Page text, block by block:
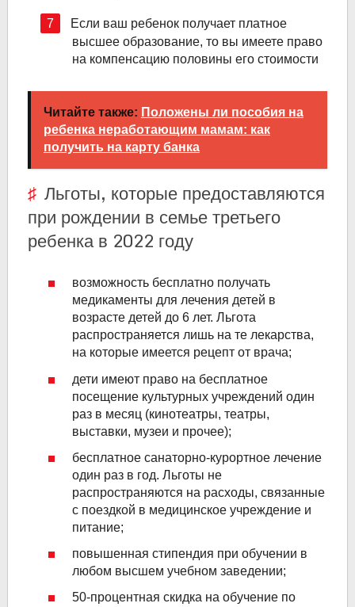
Если ваш ребенок получает платное
высшее образование, то вы имеете право
на компенсацию половины его стоимости
Читайте также: Положены ли пособия на
ребенка неработающим мамам: как
получить на карту банка
Льготы, которые предоставляются
при рождении в семье третьего
ребенка в 2022 году
возможность бесплатно получать
медикаменты для лечения детей в
возрасте детей до 6 лет. Льгота
распространяется лишь на те лекарства,
на которые имеется рецепт от врача;
дети имеют право на бесплатное
посещение культурных учреждений один
раз в месяц (кинотеатры, театры,
выставки, музеи и прочее);
бесплатное санаторно-курортное лечение
один раз в год. Льготы не
распространяются на расходы, связанные
с поездкой в медицинское учреждение и
питание;
повышенная стипендия при обучении в
любом высшем учебном заведении;
50-процентная скидка на обучение по